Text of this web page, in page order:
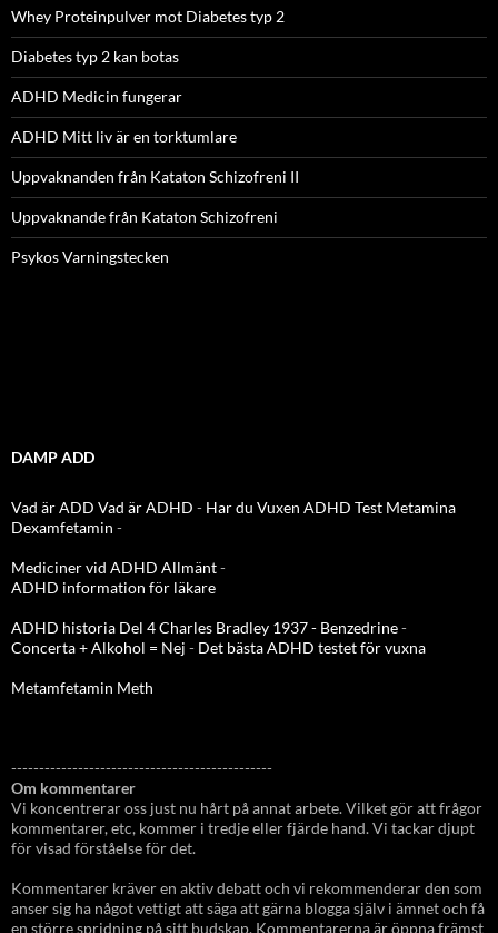
Whey Proteinpulver mot Diabetes typ 2
Diabetes typ 2 kan botas
ADHD Medicin fungerar
ADHD Mitt liv är en torktumlare
Uppvaknanden från Kataton Schizofreni II
Uppvaknande från Kataton Schizofreni
Psykos Varningstecken
DAMP ADD
Vad är ADD Vad är ADHD - Har du Vuxen ADHD Test Metamina
Dexamfetamin -
Mediciner vid ADHD Allmänt-
ADHD information för läkare
ADHD historia Del 4 Charles Bradley 1937 - Benzedrine-
Concerta + Alkohol = Nej - Det bästa ADHD testet för vuxna
Metamfetamin Meth
-----------------------------------------------
Om kommentarer
Vi koncentrerar oss just nu hårt på annat arbete. Vilket gör att frågor
kommentarer, etc, kommer i tredje eller fjärde hand. Vi tackar djupt
för visad förståelse för det.
Kommentarer kräver en aktiv debatt och vi rekommenderar den som
anser sig ha något vettigt att säga att gärna blogga själv i ämnet och få
en större spridning på sitt budskap. Kommentarerna är öppna främst